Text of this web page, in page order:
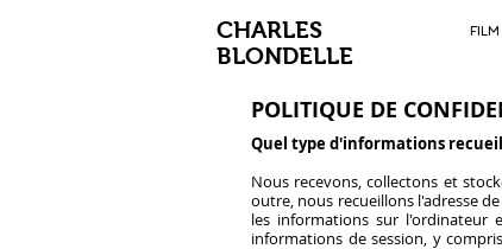
CHARLES
BLONDELLE
FILM
POLITIQUE DE
Quel type d'informations
Nous recevons, collectons et
outre, nous recueillons l'adresse
les informations sur l'ordinateur
informations de session, y